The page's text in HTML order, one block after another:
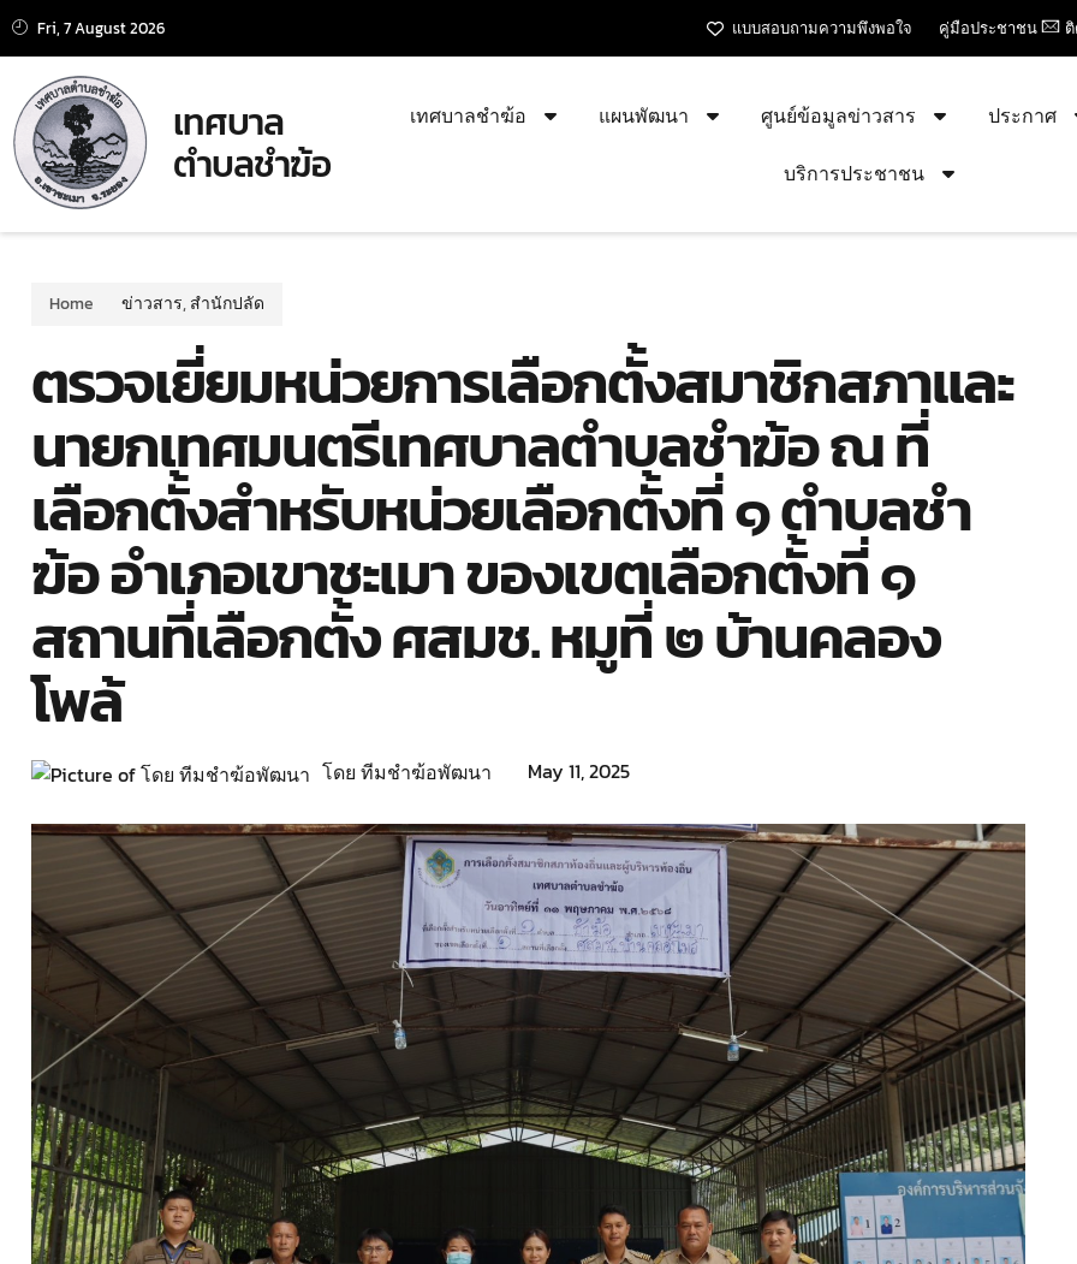
Fri, 7 August 2026 แบบสอบถามความพึงพอใจ คู่มือประชาชน
เทศบาล
ตำบลชำฆ้อ
เทศบาลชำฆ้อ แผนพัฒนา ศูนย์ข้อมูลข่าวสาร ประกาศ
บริการประชาชน
Home ข่าวสาร,สำนักปลัด
ตรวจเยี่ยมหน่วยการเลือกตั้งสมาชิกสภาและ
นายกเทศมนตรีเทศบาลตำบลชำฆ้อ ณ ที่
เลือกตั้งสำหรับหน่วยเลือกตั้งที่ ๑ ตำบลชำ
ฆ้อ อำเภอเขาชะเมา ของเขตเลือกตั้งที่ ๑
สถานที่เลือกตั้ง ศสมช. หมูที่ ๒ บ้านคลอง
โพล้
โดย ทีมชำฆ้อพัฒนา May 11, 2025